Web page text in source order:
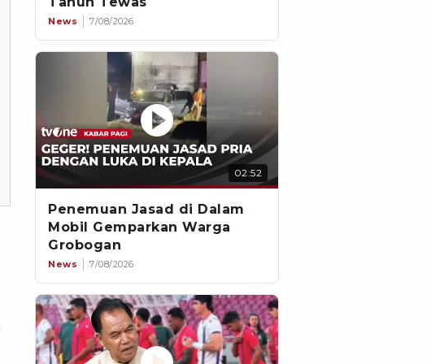
News 7/08/2026
02:52
Penemuan Jasad di Dalam
Mobil Gemparkan Warga
Grobogan
News 7/08/2026